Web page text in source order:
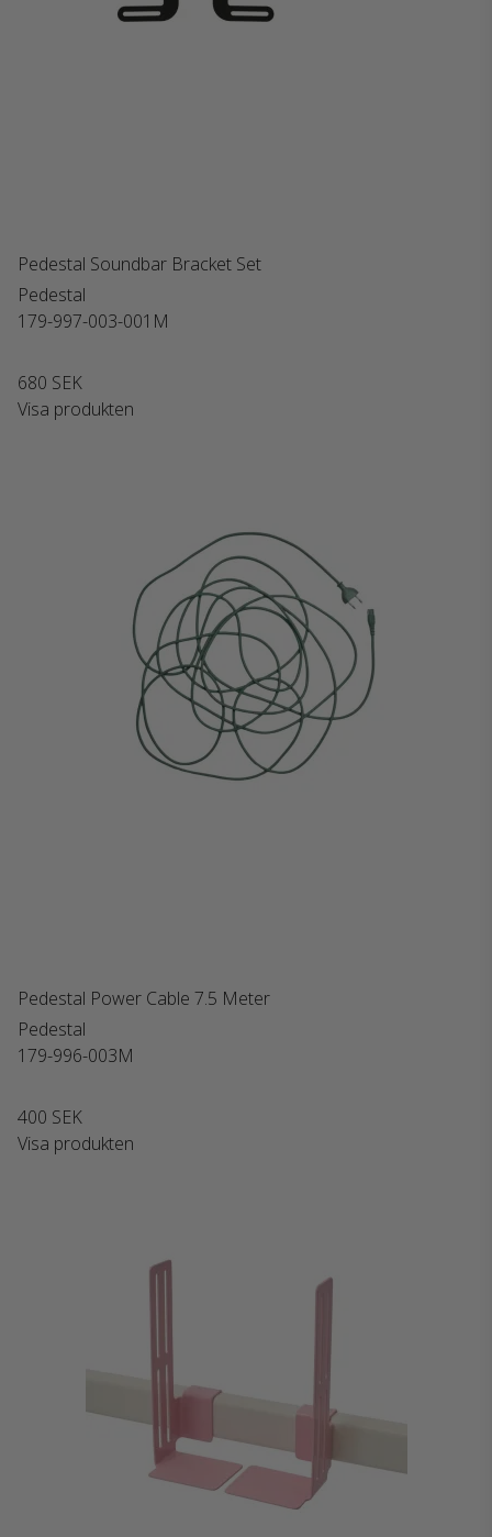
Pedestal Soundbar Bracket Set
Pedestal
179-997-003-001M
680 SEK
Visa produkten
Pedestal Power Cable 7.5 Meter
Pedestal
179-996-003M
400 SEK
Visa produkten